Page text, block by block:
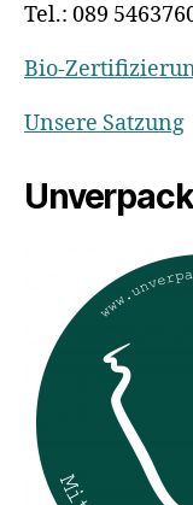
Tel.: 089
Bio-
Unsere Satzung